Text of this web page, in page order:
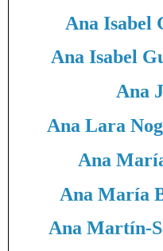
Ana Isabel
Ana Isabel
Ana
Ana Lara
Ana
Ana María
Ana Martín-